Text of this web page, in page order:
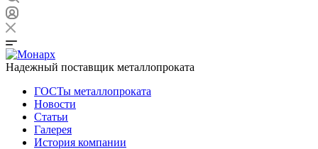
Надежный поставщик металлопроката
ГОСТы металлопроката
Новости
Статьи
Галерея
История компании